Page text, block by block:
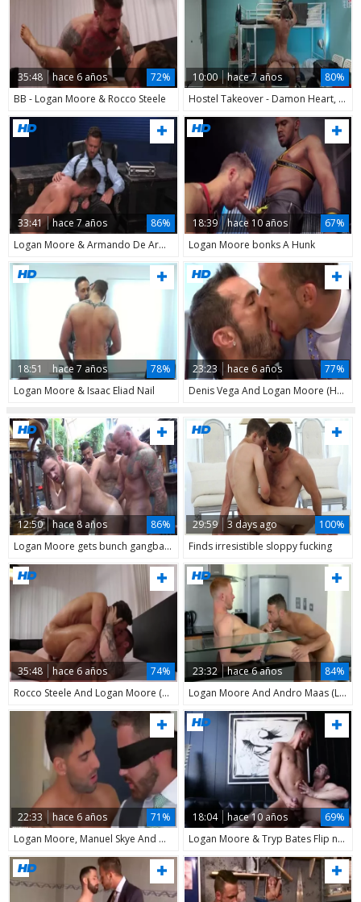
35:48 hace 6 años
72%
BB - Logan Moore & Rocco Steele
10:00 hace 7 años
80%
Hostel Takeover - Damon Heart, Logan Moore ass bang
33:41 hace 7 años
86%
Logan Moore & Armando De Armas
18:39 hace 10 años
67%
Logan Moore bonks A Hunk
18:51 hace 7 años
78%
Logan Moore & Isaac Eliad Nail
23:23 hace 6 años
77%
Denis Vega And Logan Moore (HMD)
12:50 hace 8 años
86%
Logan Moore gets bunch gangbanged
29:59 3 days ago
100%
Finds irresistible sloppy fucking
35:48 hace 6 años
74%
Rocco Steele And Logan Moore (DSRS P1)
23:32 hace 6 años
84%
Logan Moore And Andro Maas (LDR P4)
22:33 hace 6 años
71%
Logan Moore, Manuel Skye And Mick Stallone (SAP)
18:04 hace 10 años
69%
Logan Moore & Tryp Bates Flip nail